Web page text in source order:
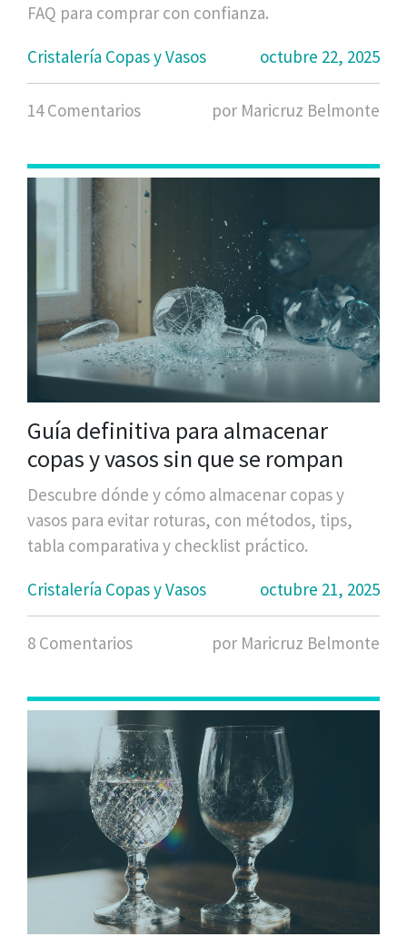
FAQ para comprar con confianza.
Cristalería Copas y Vasos
octubre 22, 2025
14 Comentarios por Maricruz Belmonte
Guía definitiva para almacenar
copas y vasos sin que se rompan
Descubre dónde y cómo almacenar copas y
vasos para evitar roturas, con métodos, tips,
tabla comparativa y checklist práctico.
Cristalería Copas y Vasos
octubre 21, 2025
8 Comentarios por Maricruz Belmonte